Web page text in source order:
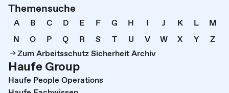
Themensuche
A B C D E F G H I J K L
M
N
O P Q R S T U V W X Y
Z
Zum Arbeitsschutz Sicherheit Archiv
Haufe Group
Haufe People Operations